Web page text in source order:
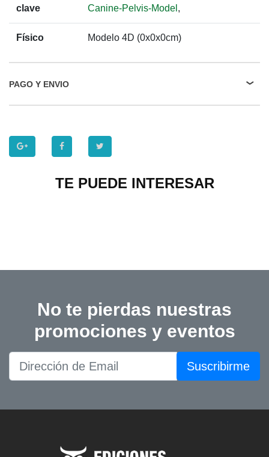
clave Canine-Pelvis-Model ,
Físico Modelo 4D (0x0x0cm)
PAGO Y ENVIO
TE PUEDE INTERESAR
No te pierdas nuestras
promociones y eventos
Suscribirme